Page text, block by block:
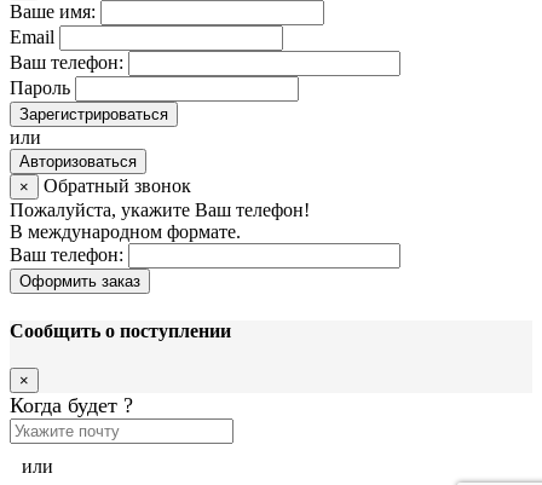
Ваше имя:
Email
Ваш телефон:
Пароль
Зарегистрироваться
или
Авторизоваться
×
Обратный звонок
Пожалуйста, укажите Ваш телефон!
В международном формате.
Ваш телефон:
Оформить заказ
Сообщить о поступлении
×
Когда будет ?
или